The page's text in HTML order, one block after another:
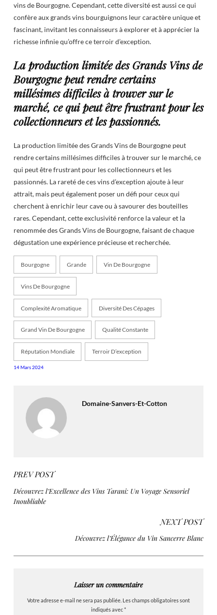
vins de Bourgogne. Cependant, cette diversité est aussi ce qui
confère aux grands vins bourguignons leur caractère unique et
fascinant, invitant les connaisseurs à explorer et à apprécier la
richesse infinie qu’offre ce terroir d’exception.
La production limitée des Grands Vins de
Bourgogne peut rendre certains
millésimes difficiles à trouver sur le
marché, ce qui peut être frustrant pour les
collectionneurs et les passionnés.
La production limitée des Grands Vins de Bourgogne peut
rendre certains millésimes difficiles à trouver sur le marché, ce
qui peut être frustrant pour les collectionneurs et les
passionnés. La rareté de ces vins d’exception ajoute à leur
attrait, mais peut également poser un défi pour ceux qui
cherchent à enrichir leur cave ou à savourer des bouteilles
rares. Cependant, cette exclusivité renforce la valeur et la
renommée des Grands Vins de Bourgogne, faisant de chaque
dégustation une expérience précieuse et recherchée.
Bourgogne Grande Vin De Bourgogne
Vins De Bourgogne
Complexité Aromatique Diversité Des Cépages
Grand Vin De Bourgogne Qualité Constante
Réputation Mondiale Terroir D’exception
14 Mars 2024
Domaine-Sanvers-Et-Cotton
PREV POST
Découvrez l’Excellence des Vins Tarani: Un Voyage Sensoriel
Inoubliable
NEXT POST
Découvrez l’Élégance du Vin Sancerre Blanc
Laisser un commentaire
Votre adresse e-mail ne sera pas publiée. Les champs obligatoires sont
indiqués avec*